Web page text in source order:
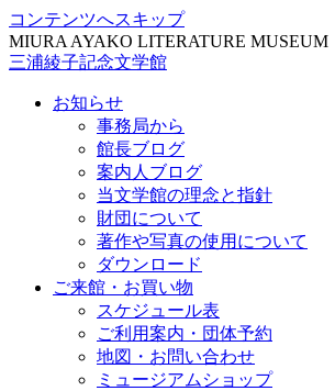
コンテンツへスキップ
MIURA AYAKO LITERATURE MUSEUM
三浦綾子記念文学館
お知らせ
事務局から
館長ブログ
案内人ブログ
当文学館の理念と指針
財団について
著作や写真の使用について
ダウンロード
ご来館・お買い物
スケジュール表
ご利用案内・団体予約
地図・お問い合わせ
ミュージアムショップ